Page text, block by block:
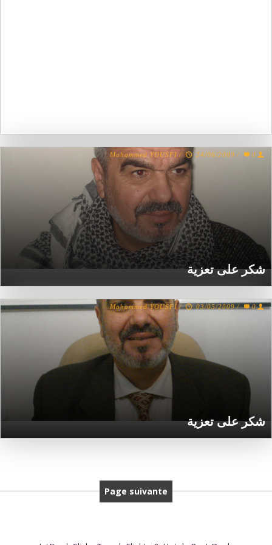
شكر على تعزية
Mohammed YOUSFI / 24/06/2009 / 0
شكر على تعزية
Mohammed YOUSFI / 03/05/2009 / 0
Page suivante